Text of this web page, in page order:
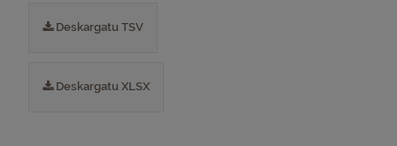
Deskargatu TSV
Deskargatu XLSX